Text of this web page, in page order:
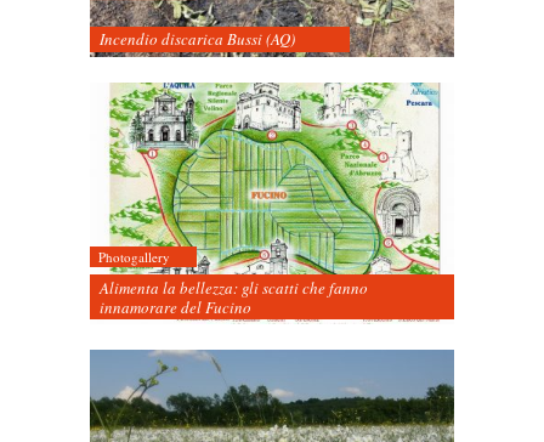
Incendio discarica Bussi (AQ)
Photogallery
Alimenta la bellezza: gli scatti che fanno
innamorare del Fucino